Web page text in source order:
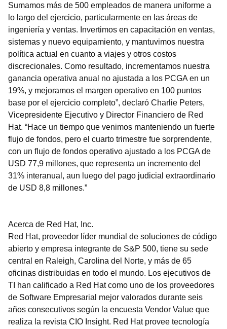
Sumamos más de 500 empleados de manera uniforme a
lo largo del ejercicio, particularmente en las áreas de
ingeniería y ventas. Invertimos en capacitación en ventas,
sistemas y nuevo equipamiento, y mantuvimos nuestra
política actual en cuanto a viajes y otros costos
discrecionales. Como resultado, incrementamos nuestra
ganancia operativa anual no ajustada a los PCGA en un
19%, y mejoramos el margen operativo en 100 puntos
base por el ejercicio completo”, declaró Charlie Peters,
Vicepresidente Ejecutivo y Director Financiero de Red
Hat. “Hace un tiempo que venimos manteniendo un fuerte
flujo de fondos, pero el cuarto trimestre fue sorprendente,
con un flujo de fondos operativo ajustado a los PCGA de
USD 77,9 millones, que representa un incremento del
31% interanual, aun luego del pago judicial extraordinario
de USD 8,8 millones.”
Acerca de Red Hat, Inc.
Red Hat, proveedor líder mundial de soluciones de código
abierto y empresa integrante de S&P 500, tiene su sede
central en Raleigh, Carolina del Norte, y más de 65
oficinas distribuidas en todo el mundo. Los ejecutivos de
TI han calificado a Red Hat como uno de los proveedores
de Software Empresarial mejor valorados durante seis
años consecutivos según la encuesta Vendor Value que
realiza la revista CIO Insight. Red Hat provee tecnología